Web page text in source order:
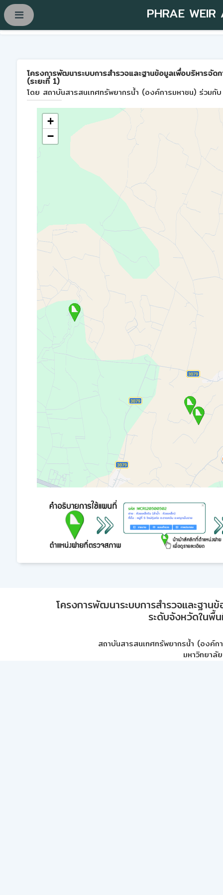
PHRAE WEIR
โครงการพัฒนาระบบการสำรวจและฐานข้อมูลเพื่อบริหารจั
(ระยะที่ 1)
โดย สถาบันสารสนเทศทรัพยากรน้ำ (องค์การมหาชน) ร่วมกั
+
−
โครงการพัฒนาระบบการสำรวจและฐา
ระดับจังหวัดในพื้
สถาบันสารสนเทศทรัพยากรน้ำ (องค์ก
มหาวิทยาลั